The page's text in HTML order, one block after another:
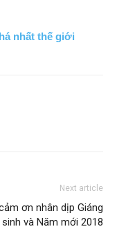
nhất thế giới
Next article
ơn nhân dịp Giáng
sinh và Năm mới 2018